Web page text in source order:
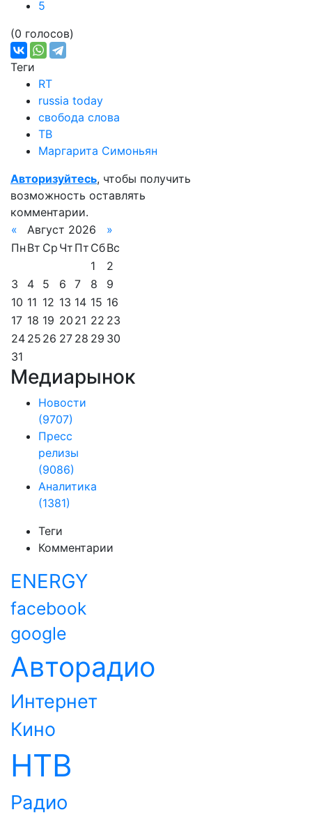
5
(0 голосов)
Теги
RT
russia today
свобода слова
ТВ
Маргарита Симоньян
Авторизуйтесь, чтобы получить
возможность оставлять
комментарии.
«
Август 2026
»
Пн Вт Ср Чт Пт СбВс
1
2
3
4 5 6 7 8
9
10 11 12 13 14 15 16
17 18 19 20 21 22 23
24 25 26 27 28 29 30
31
Медиарынок
Новости
(9707)
Пресс
релизы
(9086)
Аналитика
(1381)
Теги
Комментарии
ENERGY
facebook
google
Авторадио
Интернет
Кино
НТВ
Радио